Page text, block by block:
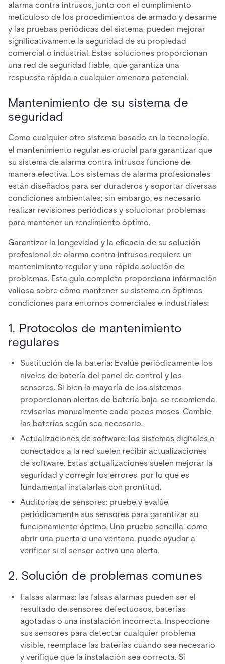
alarma contra intrusos, junto con el cumplimiento
meticuloso de los procedimientos de armado y desarme
y las pruebas periódicas del sistema, pueden mejorar
significativamente la seguridad de su propiedad
comercial o industrial. Estas soluciones proporcionan
una red de seguridad fiable, que garantiza una
respuesta rápida a cualquier amenaza potencial.
Mantenimiento de su sistema de
seguridad
Como cualquier otro sistema basado en la tecnología,
el mantenimiento regular es crucial para garantizar que
su sistema de alarma contra intrusos funcione de
manera efectiva. Los sistemas de alarma profesionales
están diseñados para ser duraderos y soportar diversas
condiciones ambientales; sin embargo, es necesario
realizar revisiones periódicas y solucionar problemas
para mantener un rendimiento óptimo.
Garantizar la longevidad y la eficacia de su solución
profesional de alarma contra intrusos requiere un
mantenimiento regular y una rápida solución de
problemas. Esta guía completa proporciona información
valiosa sobre cómo mantener su sistema en óptimas
condiciones para entornos comerciales e industriales:
1. Protocolos de mantenimiento
regulares
Sustitución de la batería: Evalúe periódicamente los
niveles de batería del panel de control y los
sensores. Si bien la mayoría de los sistemas
proporcionan alertas de batería baja, se recomienda
revisarlas manualmente cada pocos meses. Cambie
las baterías según sea necesario.
Actualizaciones de software: los sistemas digitales o
conectados a la red suelen recibir actualizaciones
de software. Estas actualizaciones suelen mejorar la
seguridad y corregir los errores, por lo que es
fundamental instalarlas con prontitud.
Auditorías de sensores: pruebe y evalúe
periódicamente sus sensores para garantizar su
funcionamiento óptimo. Una prueba sencilla, como
abrir una puerta o una ventana, puede ayudar a
verificar si el sensor activa una alerta.
2. Solución de problemas comunes
Falsas alarmas: las falsas alarmas pueden ser el
resultado de sensores defectuosos, baterías
agotadas o una instalación incorrecta. Inspeccione
sus sensores para detectar cualquier problema
visible, reemplace las baterías cuando sea necesario
y verifique que la instalación sea correcta. Si